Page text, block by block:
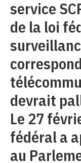
service
de la loi
devrait
Le 27
fédéral a
au